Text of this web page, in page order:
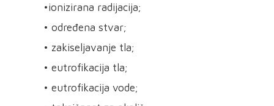
•ionizirana radijacija;
• određena stvar;
• zakiseljavanje tla;
• eutrofikacija tla;
• eutrofikacija vode;